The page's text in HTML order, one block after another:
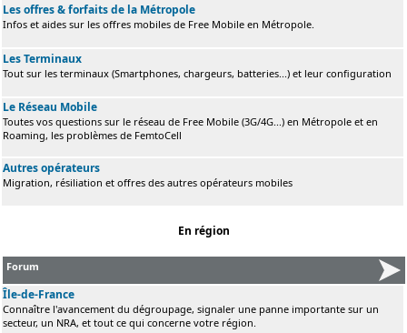
Les offres & forfaits de la Métropole
Infos et aides sur les offres mobiles de Free Mobile en Métropole.
Les Terminaux
Tout sur les terminaux (Smartphones, chargeurs, batteries...) et leur configuration
Le Réseau Mobile
Toutes vos questions sur le réseau de Free Mobile (3G/4G...) en Métropole et en
Roaming, les problèmes de FemtoCell
Autres opérateurs
Migration, résiliation et offres des autres opérateurs mobiles
En région
Forum
Île-de-France
Connaître l'avancement du dégroupage, signaler une panne importante sur un
secteur, un NRA, et tout ce qui concerne votre région.